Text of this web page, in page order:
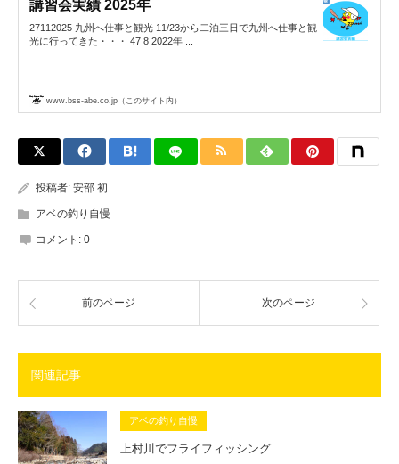
講習会実績 2025年
27112025 九州へ仕事と観光 11/23から二泊三日で九州へ仕事と観
光に行ってきた・・・ 47 8 2022年 ...
www.bss-abe.co.jp（このサイト内）
投稿者: 安部 初
アベの釣り自慢
コメント: 0
前のページ 次のページ
関連記事
アベの釣り自慢
上村川でフライフィッシング